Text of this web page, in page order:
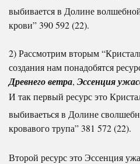
выбивается в Долине
крови” 390 592 (22).
2) Рассмотрим вторым
создания нам понадобятся
Древнего ветра, Эссенция
И так первый ресурс это
выбиваеться в Долине
кровавого трупа” 381 572 (22).
Второй ресурс это Эссенция